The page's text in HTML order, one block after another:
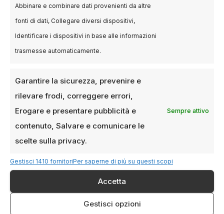
Abbinare e combinare dati provenienti da altre
fonti di dati, Collegare diversi dispositivi,
Identificare i dispositivi in base alle informazioni
trasmesse automaticamente.
Garantire la sicurezza, prevenire e
rilevare frodi, correggere errori,
Erogare e presentare pubblicità e
contenuto, Salvare e comunicare le
scelte sulla privacy.
Sempre attivo
Gestisci 1410 fornitoriPer saperne di più su questi scopi
Accetta
Gestisci opzioni
per la FIFA Women’s World Cup
2027 e 2031
esclusivi negli…
Milanoalcinema.it